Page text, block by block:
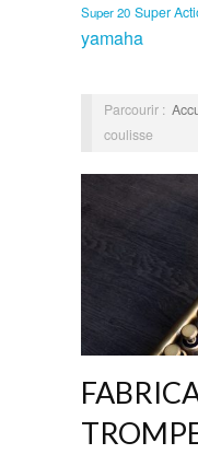
Super 20 Super
yamaha
Parcourir :
coulisse